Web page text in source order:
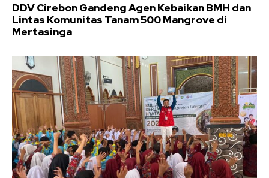
DDV Cirebon Gandeng Agen Kebaikan BMH dan
Lintas Komunitas Tanam 500 Mangrove di
Mertasinga